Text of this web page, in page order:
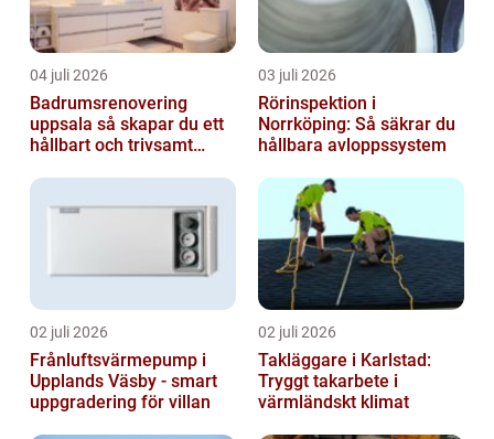
04 juli 2026
Badrumsrenovering
uppsala så skapar du ett
hållbart och trivsamt
03 juli 2026
Rörinspektion i
Norrköping: Så säkrar du
hållbara avloppssystem
02 juli 2026
Frånluftsvärmepump i
Upplands Väsby - smart
uppgradering för villan
02 juli 2026
Takläggare i Karlstad:
Tryggt takarbete i
värmländskt klimat